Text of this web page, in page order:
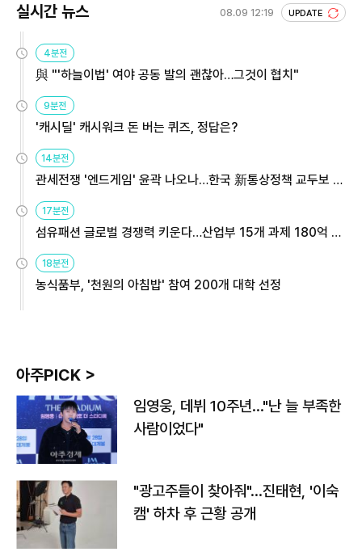
실시간 뉴스 08.09 12:19 UPDATE
4분전
與 "'하늘이법' 여야 공동 발의 괜찮아…그것이 협치"
9분전
'캐시딜' 캐시워크 돈 버는 퀴즈, 정답은?
14분전
관세전쟁 '엔드게임' 윤곽 나오나…한국 新통상정책 교두보 활
용해야
17분전
섬유패션 글로벌 경쟁력 키운다…산업부 15개 과제 180억 지
원
18분전
농식품부, '천원의 아침밥' 참여 200개 대학 선정
아주PICK >
임영웅, 데뷔 10주년…"난 늘 부족한
사람이었다"
"광고주들이 찾아줘"…진태현, '이숙
캠' 하차 후 근황 공개